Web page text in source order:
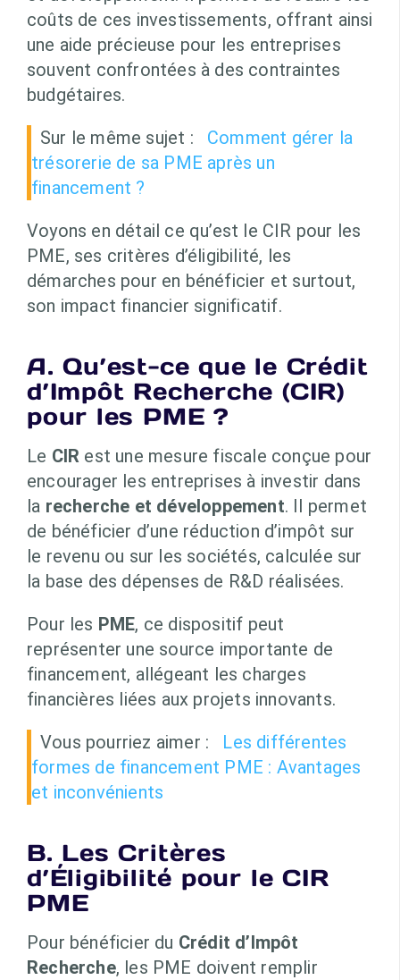
coûts de ces investissements, offrant ainsi
une aide précieuse pour les entreprises
souvent confrontées à des contraintes
budgétaires.
Sur le même sujet :
Comment gérer la
trésorerie de sa PME après un
financement ?
Voyons en détail ce qu’est le CIR pour les
PME, ses critères d’éligibilité, les
démarches pour en bénéficier et surtout,
son impact financier significatif.
A. Qu’est-ce que le Crédit
d’Impôt Recherche (CIR)
pour les PME ?
Le CIR est une mesure fiscale conçue pour
encourager les entreprises à investir dans
la recherche et développement. Il permet
de bénéficier d’une réduction d’impôt sur
le revenu ou sur les sociétés, calculée sur
la base des dépenses de R&D réalisées.
Pour les PME, ce dispositif peut
représenter une source importante de
financement, allégeant les charges
financières liées aux projets innovants.
Vous pourriez aimer :
Les différentes
formes de financement PME : Avantages
et inconvénients
B. Les Critères
d’Éligibilité pour le CIR
PME
Pour bénéficier du Crédit d’Impôt
Recherche, les PME doivent remplir